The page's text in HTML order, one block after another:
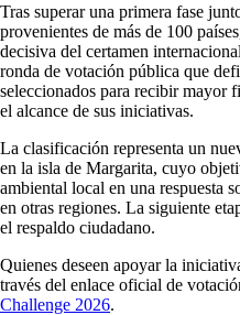
Tras superar una primera fase
provenientes de más de 100
decisiva del certamen
ronda de votación pública que
seleccionados para recibir mayor
el alcance de sus iniciativas.
La clasificación representa un
en la isla de Margarita, cuyo
ambiental local en una respuesta
en otras regiones. La siguiente
el respaldo ciudadano.
Quienes deseen apoyar la
través del enlace oficial de
Challenge 2026.